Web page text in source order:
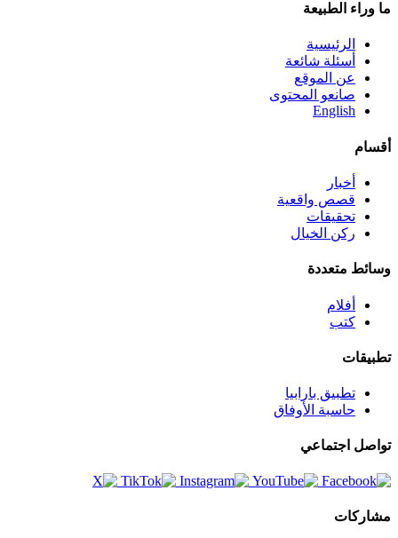
ما وراء الطبيعة
الرئيسية
أسئلة شائعة
عن الموقع
صانعو المحتوى
English
أقسام
أخبار
قصص واقعية
تحقيقات
ركن الخيال
وسائط متعددة
أفلام
كتب
تطبيقات
تطبيق بارابيا
حاسبة الأوفاق
تواصل اجتماعي
مشاركات